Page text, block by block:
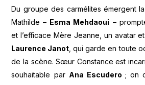
Du groupe des carmélites émergent
Mathilde – Esma Mehdaoui –
et l’efficace Mère Jeanne, un avatar
Laurence Janot, qui garde en toute
de la scène. Sœur Constance est
souhaitable par Ana Escudero ; on